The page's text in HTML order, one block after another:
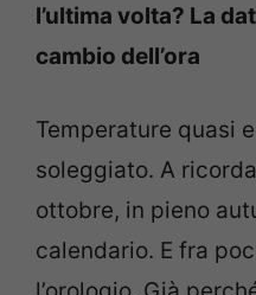
l’ultima volta? La
cambio dell’ora
Temperature quasi
soleggiato. A
ottobre, in pieno
calendario. E fra